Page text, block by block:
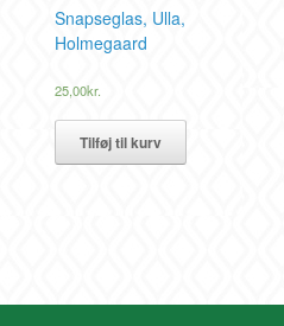
Snapseglas, Ulla,
Holmegaard
25,00kr.
Tilføj til kurv